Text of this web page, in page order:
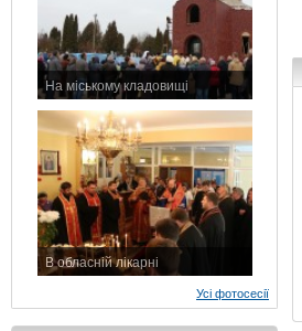
На міському кладовищі
В обласній лікарні
Усі фотосесії